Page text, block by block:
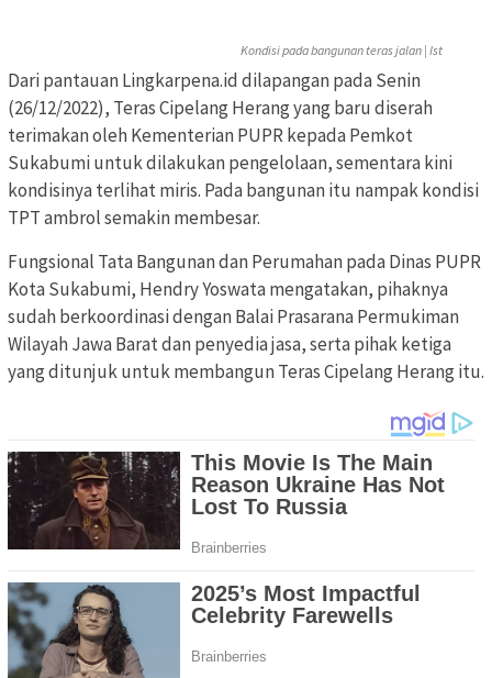
Kondisi pada bangunan teras jalan | Ist
Dari pantauan Lingkarpena.id dilapangan pada Senin
(26/12/2022), Teras Cipelang Herang yang baru diserah
terimakan oleh Kementerian PUPR kepada Pemkot
Sukabumi untuk dilakukan pengelolaan, sementara kini
kondisinya terlihat miris. Pada bangunan itu nampak kondisi
TPT ambrol semakin membesar.
Fungsional Tata Bangunan dan Perumahan pada Dinas PUPR
Kota Sukabumi, Hendry Yoswata mengatakan, pihaknya
sudah berkoordinasi dengan Balai Prasarana Permukiman
Wilayah Jawa Barat dan penyedia jasa, serta pihak ketiga
yang ditunjuk untuk membangun Teras Cipelang Herang itu.